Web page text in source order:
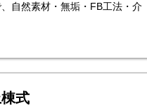
自然素材・無垢・FB工法・介
式